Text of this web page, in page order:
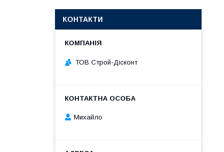
КОНТАКТИ
ТОВ Строй-Дісконт
Михайло